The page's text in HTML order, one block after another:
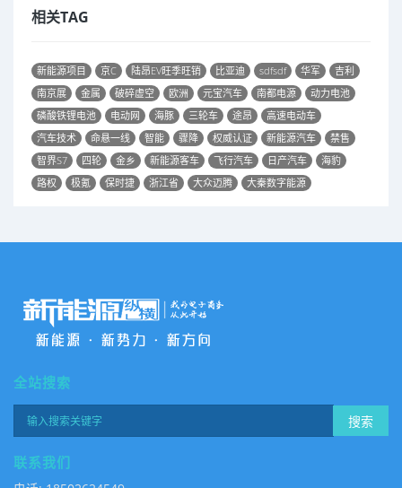
相关TAG
新能源项目 京C 陆昂EV旺季旺销 比亚迪 sdfsdf 华军
吉利
南京展
金属 破碎虚空 欧洲 元宝汽车 南都电源
动力电池
磷酸铁锂电池
电动网 海豚 三轮车 途昂
高速电动车
汽车技术
命悬一线 智能 骤降 权威认证 新能源汽车
禁售
智界S7
四轮 金乡 新能源客车 飞行汽车 日产汽车
海豹
路权
极氪 保时捷 浙江省 大众迈腾 大秦数字能源
全站搜索
搜索
联系我们